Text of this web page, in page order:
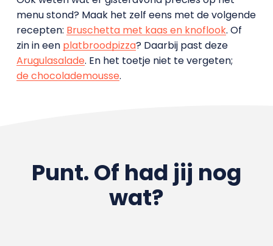
menu stond? Maak het zelf eens met de volgende
recepten: Bruschetta met kaas en knoflook. Of
zin in een platbroodpizza? Daarbij past deze
Arugulasalade. En het toetje niet te vergeten;
de chocolademousse.
Punt. Of had jij nog
wat?